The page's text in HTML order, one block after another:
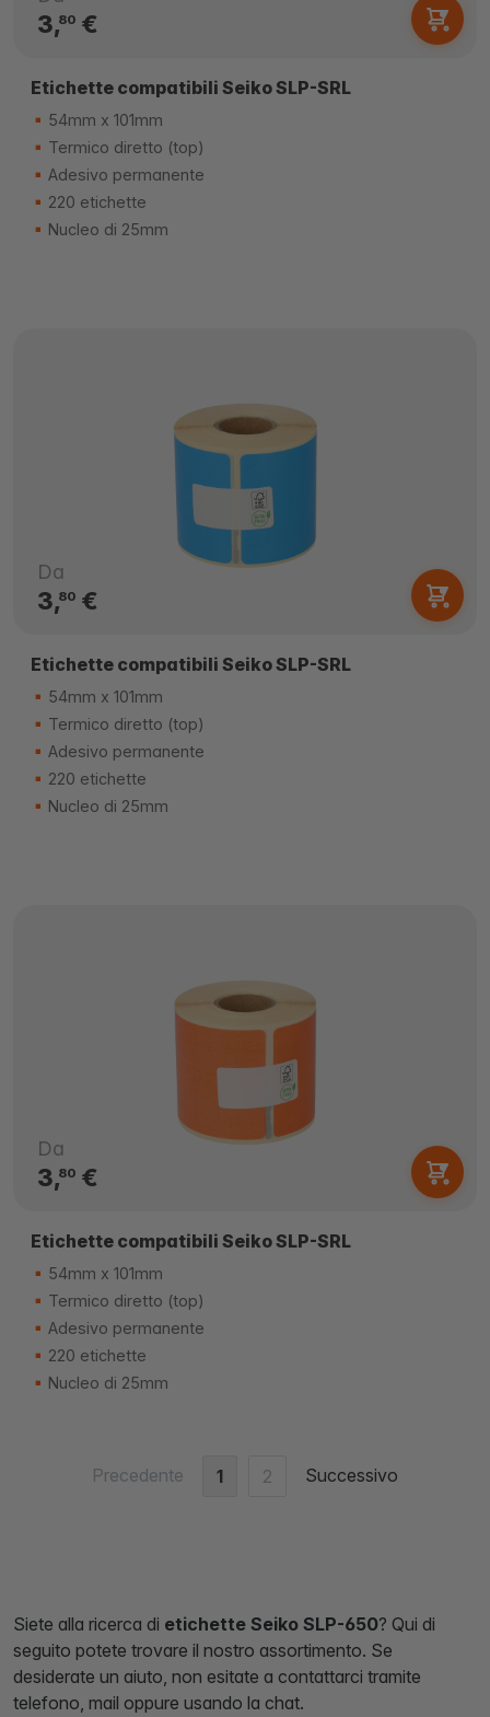
3,80€
Etichette compatibili Seiko SLP-SRL
54mm x 101mm
Termico diretto (top)
Adesivo permanente
220 etichette
Nucleo di 25mm
Da
3,80€
Etichette compatibili Seiko SLP-SRL
54mm x 101mm
Termico diretto (top)
Adesivo permanente
220 etichette
Nucleo di 25mm
Da
3,80€
Etichette compatibili Seiko SLP-SRL
54mm x 101mm
Termico diretto (top)
Adesivo permanente
220 etichette
Nucleo di 25mm
Precedente 1 2 Successivo
Siete alla ricerca di etichette Seiko SLP-650? Qui di
seguito potete trovare il nostro assortimento. Se
desiderate un aiuto, non esitate a contattarci tramite
telefono, mail oppure usando la chat.